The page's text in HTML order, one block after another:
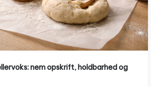
nem opskrift, holdbarhed og